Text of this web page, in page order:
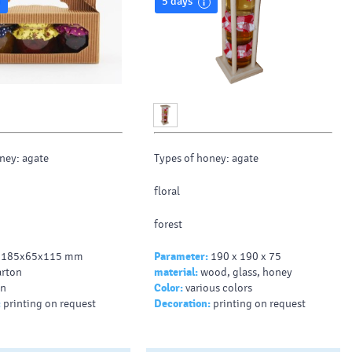
agate
185x65x115 mm
printing on request
Types of honey: agate
floral
forest
honeydew
linden
Parameter: 190 x 190 x 75
material:wood, glass, honey
Color:various colors
Decoration: printing on request